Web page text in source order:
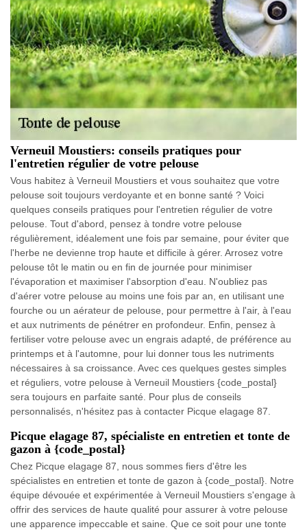
Verneuil Moustiers: conseils pratiques pour
l'entretien régulier de votre pelouse
Vous habitez à Verneuil Moustiers et vous souhaitez que votre
pelouse soit toujours verdoyante et en bonne santé ? Voici
quelques conseils pratiques pour l'entretien régulier de votre
pelouse. Tout d'abord, pensez à tondre votre pelouse
régulièrement, idéalement une fois par semaine, pour éviter que
l'herbe ne devienne trop haute et difficile à gérer. Arrosez votre
pelouse tôt le matin ou en fin de journée pour minimiser
l'évaporation et maximiser l'absorption d'eau. N'oubliez pas
d'aérer votre pelouse au moins une fois par an, en utilisant une
fourche ou un aérateur de pelouse, pour permettre à l'air, à l'eau
et aux nutriments de pénétrer en profondeur. Enfin, pensez à
fertiliser votre pelouse avec un engrais adapté, de préférence au
printemps et à l'automne, pour lui donner tous les nutriments
nécessaires à sa croissance. Avec ces quelques gestes simples
et réguliers, votre pelouse à Verneuil Moustiers {code_postal}
sera toujours en parfaite santé. Pour plus de conseils
personnalisés, n'hésitez pas à contacter Picque elagage 87.
Picque elagage 87, spécialiste en entretien et tonte de
gazon à {code_postal}
Chez Picque elagage 87, nous sommes fiers d'être les
spécialistes en entretien et tonte de gazon à {code_postal}. Notre
équipe dévouée et expérimentée à Verneuil Moustiers s'engage à
offrir des services de haute qualité pour assurer à votre pelouse
une apparence impeccable et saine. Que ce soit pour une tonte